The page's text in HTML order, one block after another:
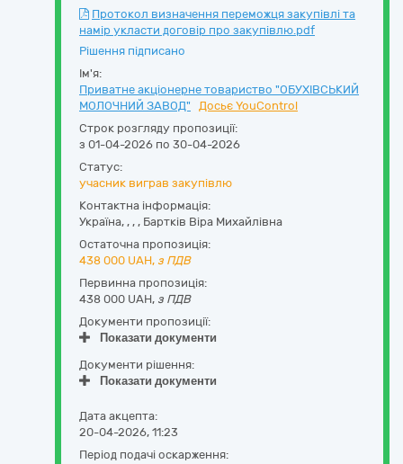
Протокол визначення переможця закупівлі та
намір укласти договір про закупівлю.pdf
Рішення підписано
Ім'я:
Приватне акціонерне товариство "ОБУХІВСЬКИЙ
МОЛОЧНИЙ ЗАВОД"
Досьє YouControl
Строк розгляду пропозиції:
з 01-04-2026 по 30-04-2026
Статус:
учасник виграв закупівлю
Контактна інформація:
Україна, , , , Бартків Віра Михайлівна
Остаточна пропозиція:
438 000 UAH, з ПДВ
Первинна пропозиція:
438 000 UAH, з ПДВ
Документи пропозиції:
Показати документи
Документи рішення:
Показати документи
Дата акцепта:
20-04-2026, 11:23
Період подачі оскарження: